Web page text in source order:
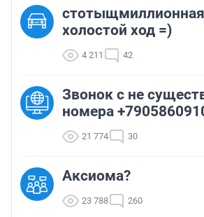
холостой ход =)
4 211 42
Звонок с не
номера
21 774 30
Аксиома?
23 788 260